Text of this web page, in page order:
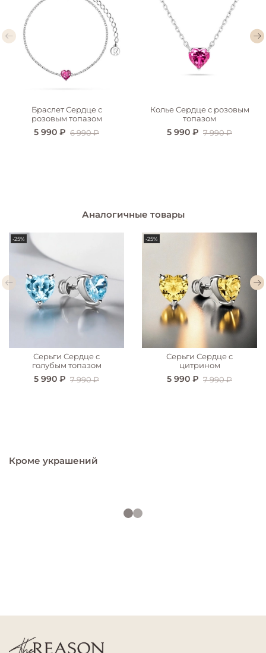
Браслет Сердце с
розовым топазом
5 990 ₽ 6 990 ₽
Колье Сердце с розовым
топазом
5 990 ₽ 7 990 ₽
Аналогичные товары
-25%
Серьги Сердце с
голубым топазом
5 990 ₽ 7 990 ₽
-25%
Серьги Сердце с
цитрином
5 990 ₽ 7 990 ₽
Кроме украшений